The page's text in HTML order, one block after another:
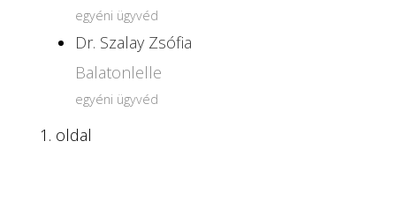
egyéni ügyvéd
Dr. Szalay Zsófia
Balatonlelle
egyéni ügyvéd
1. oldal